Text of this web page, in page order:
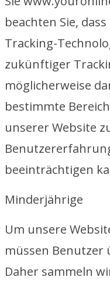
beachten Sie,
Tracking-
zukünftiger
möglicherweise
bestimmte
unserer Website
beeinträchtigen
Minderjährige
Um unsere
müssen Benutzer
Daher sammeln